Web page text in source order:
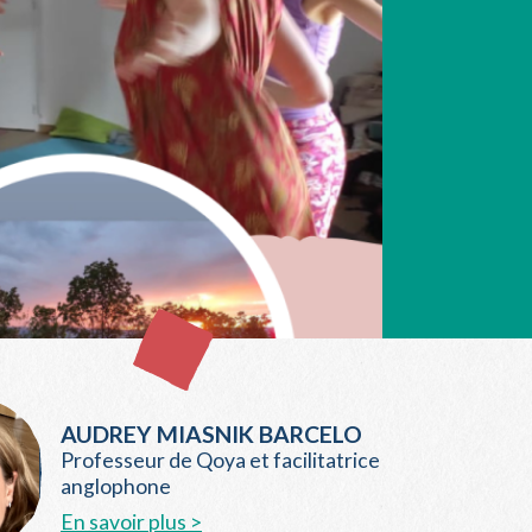
AUDREY MIASNIK BARCELO
Professeur de Qoya et facilitatrice
anglophone
En savoir plus >